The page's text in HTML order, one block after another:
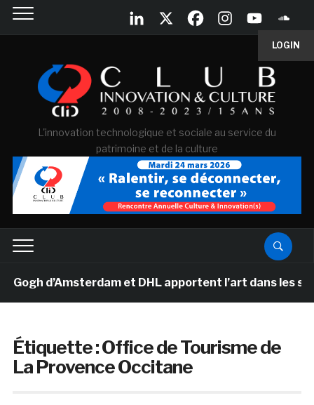
LOGIN
L'innovation technologique et sociale au service du
patrimoine et de la culture
d’Amsterdam et DHL apportent l’art dans les
Étiquette :Office de Tourisme de
La Provence Occitane